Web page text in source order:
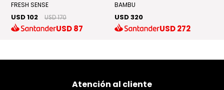
FRESH SENSE
USD 102 USD 170
USD87
BAMBU
USD 320
USD272
Atención al cliente